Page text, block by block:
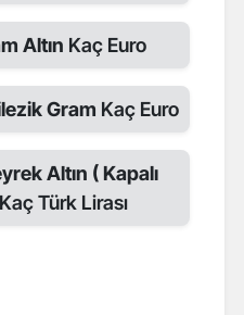
Altın Kaç Euro
Gram Kaç Euro
Altın ( Kapalı
Kaç Türk Lirası